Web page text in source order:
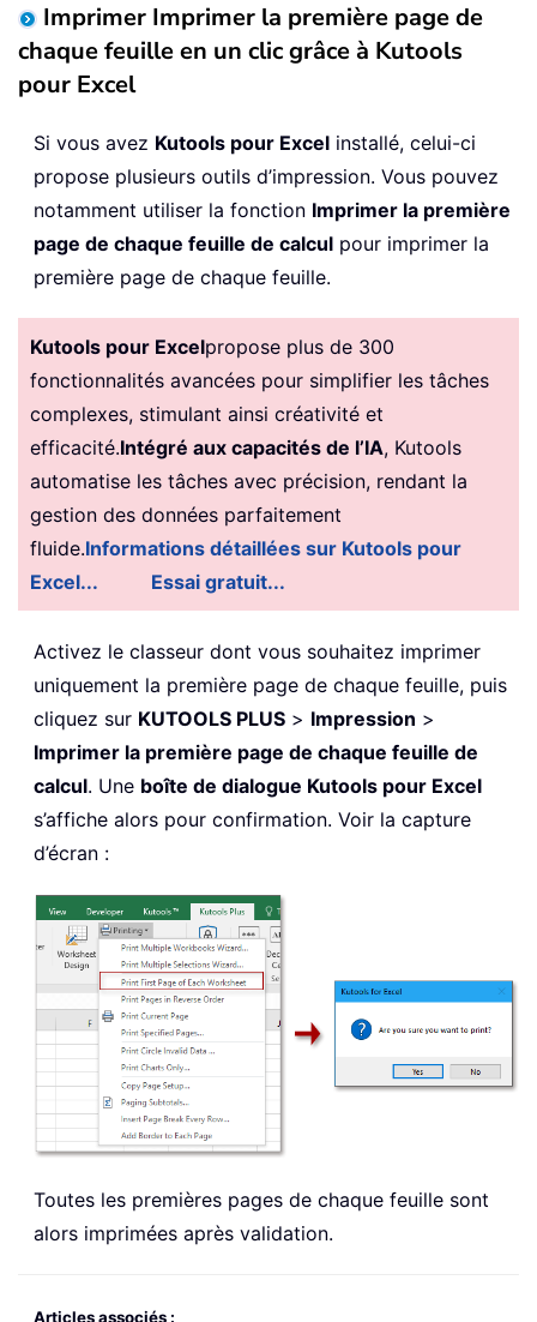
Imprimer Imprimer la première page de
chaque feuille en un clic grâce à Kutools
pour Excel
Si vous avez Kutools pour Excel installé, celui-ci
propose plusieurs outils d’impression. Vous pouvez
notamment utiliser la fonction Imprimer la première
page de chaque feuille de calcul pour imprimer la
première page de chaque feuille.
Kutools pour Excelpropose plus de 300
fonctionnalités avancées pour simplifier les tâches
complexes, stimulant ainsi créativité et
efficacité.Intégré aux capacités de l’IA, Kutools
automatise les tâches avec précision, rendant la
gestion des données parfaitement
fluide.Informations détaillées sur Kutools pour
Excel...
Essai gratuit...
Activez le classeur dont vous souhaitez imprimer
uniquement la première page de chaque feuille, puis
cliquez sur KUTOOLS PLUS > Impression >
Imprimer la première page de chaque feuille de
calcul. Une boîte de dialogue Kutools pour Excel
s’affiche alors pour confirmation. Voir la capture
d’écran :
Toutes les premières pages de chaque feuille sont
alors imprimées après validation.
Articles associés :